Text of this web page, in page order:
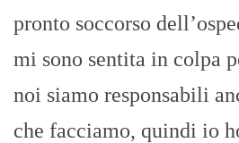
pronto soccorso
mi sono sentita in colpa
noi siamo responsabili
che facciamo, quindi io